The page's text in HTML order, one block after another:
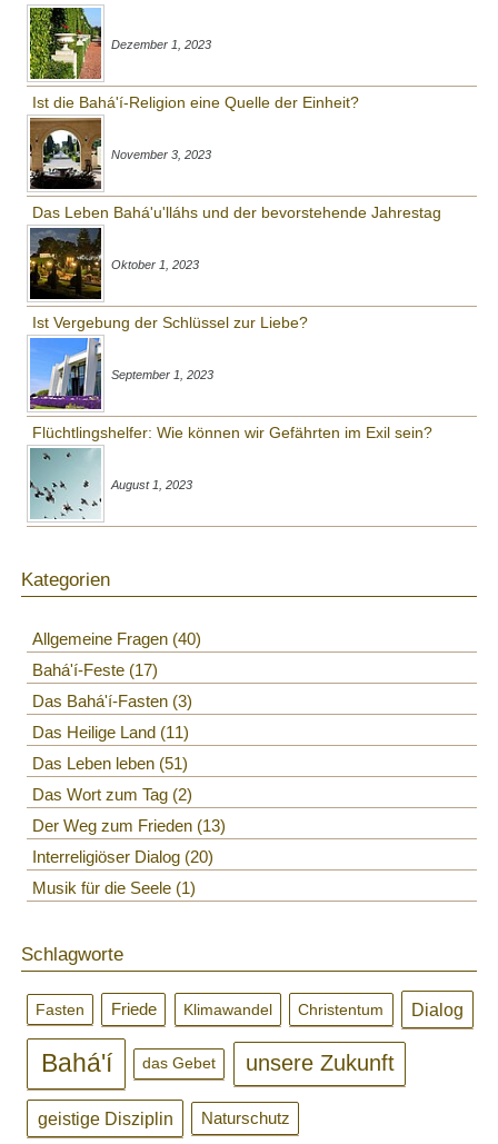
Dezember 1, 2023
Ist die Bahá'í-Religion eine Quelle der Einheit?
November 3, 2023
Das Leben Bahá'u'lláhs und der bevorstehende Jahrestag
Oktober 1, 2023
Ist Vergebung der Schlüssel zur Liebe?
September 1, 2023
Flüchtlingshelfer: Wie können wir Gefährten im Exil sein?
August 1, 2023
Kategorien
Allgemeine Fragen 40
Bahá'í-Feste 17
Das Bahá'í-Fasten 3
Das Heilige Land 11
Das Leben leben 51
Das Wort zum Tag 2
Der Weg zum Frieden 13
Interreligiöser Dialog 20
Musik für die Seele 1
Schlagworte
Fasten Friede Klimawandel Christentum Dialog
Bahá'í das Gebet unsere Zukunft
geistige Disziplin Naturschutz